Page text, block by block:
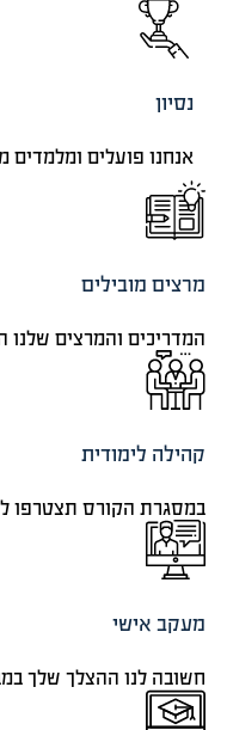
נסיון
אנחנו פועלים ומלמדים מ 2008. שנים של נסיון עזרו לנו לדייק את חומרי הלימוד, אופן הלימוד ומתודולוגית הלמידה
מרצים מובילים
המדריכים והמרצים
קהילה לימודית
במסגרת הקורס תצטרפו
מעקב אישי
חשובה לנו ההצלך שלך